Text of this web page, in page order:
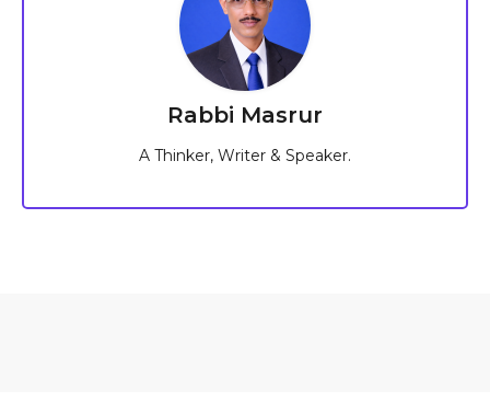
Rabbi Masrur
A Thinker, Writer & Speaker.